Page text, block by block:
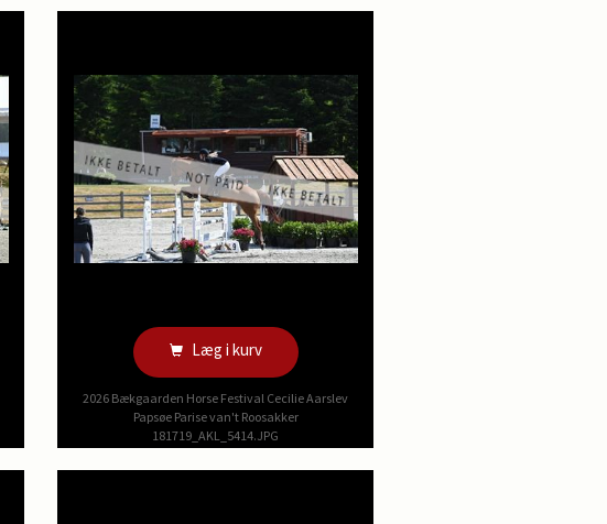
Læg i kurv
2026 Bækgaarden Horse Festival Cecilie Aarslev
Papsøe Parise van't Roosakker
181719_AKL_5414.JPG